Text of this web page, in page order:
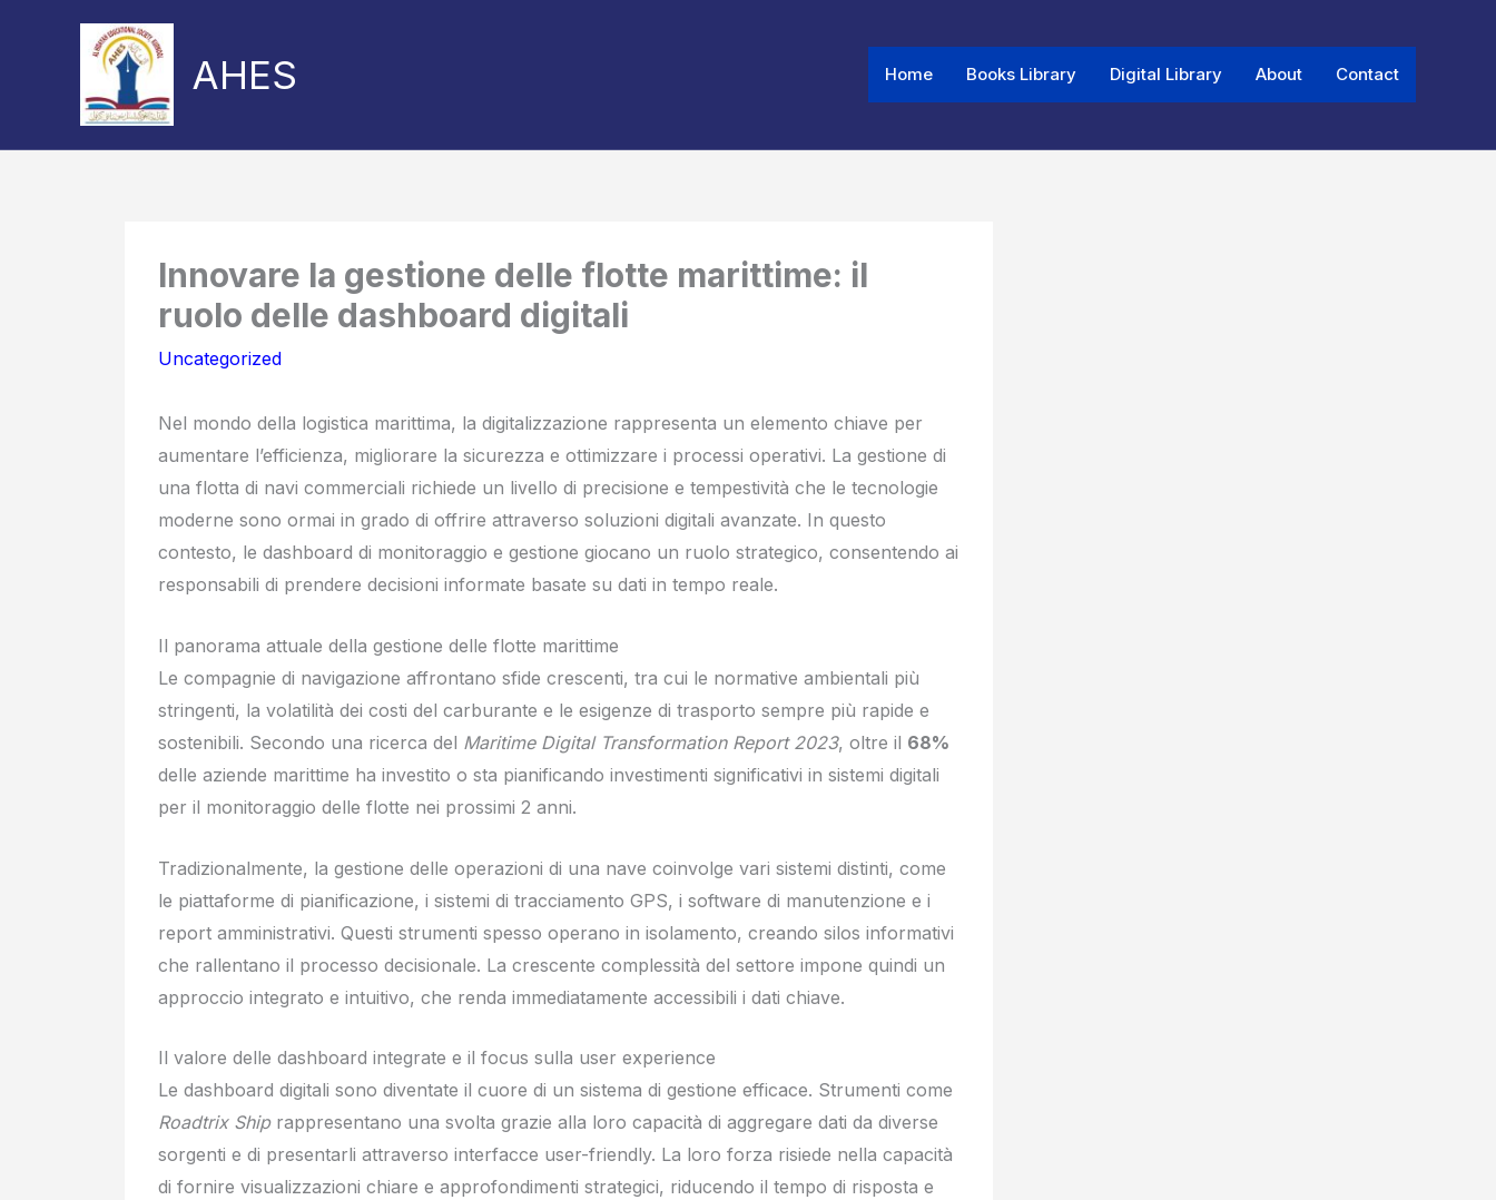
AHES Home Books Library Digital Library About Contact
Innovare la gestione delle flotte marittime: il
ruolo delle dashboard digitali
Uncategorized
Nel mondo della logistica marittima, la digitalizzazione rappresenta un elemento chiave per
aumentare l’efficienza, migliorare la sicurezza e ottimizzare i processi operativi. La gestione di
una flotta di navi commerciali richiede un livello di precisione e tempestività che le tecnologie
moderne sono ormai in grado di offrire attraverso soluzioni digitali avanzate. In questo
contesto, le dashboard di monitoraggio e gestione giocano un ruolo strategico, consentendo ai
responsabili di prendere decisioni informate basate su dati in tempo reale.
Il panorama attuale della gestione delle flotte marittime
Le compagnie di navigazione affrontano sfide crescenti, tra cui le normative ambientali più
stringenti, la volatilità dei costi del carburante e le esigenze di trasporto sempre più rapide e
sostenibili. Secondo una ricerca del Maritime Digital Transformation Report 2023, oltre il 68%
delle aziende marittime ha investito o sta pianificando investimenti significativi in sistemi digitali
per il monitoraggio delle flotte nei prossimi 2 anni.
Tradizionalmente, la gestione delle operazioni di una nave coinvolge vari sistemi distinti, come
le piattaforme di pianificazione, i sistemi di tracciamento GPS, i software di manutenzione e i
report amministrativi. Questi strumenti spesso operano in isolamento, creando silos informativi
che rallentano il processo decisionale. La crescente complessità del settore impone quindi un
approccio integrato e intuitivo, che renda immediatamente accessibili i dati chiave.
Il valore delle dashboard integrate e il focus sulla user experience
Le dashboard digitali sono diventate il cuore di un sistema di gestione efficace. Strumenti come
Roadtrix Shiprappresentano una svolta grazie alla loro capacità di aggregare dati da diverse
sorgenti e di presentarli attraverso interfacce user-friendly. La loro forza risiede nella capacità
di fornire visualizzazioni chiare e approfondimenti strategici, riducendo il tempo di risposta e